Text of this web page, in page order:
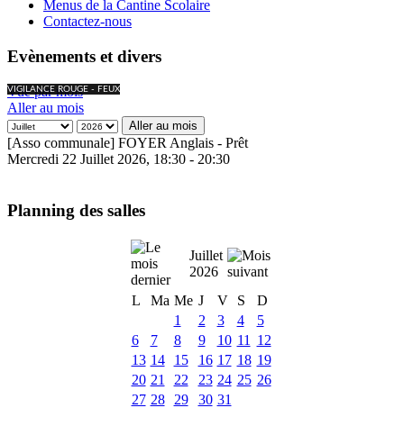
Menus de la Cantine Scolaire
Contactez-nous
Evènements et divers
VIGILANCE ROUGE - FEUX
Vue par mois
Aller au mois
Aller au mois
[Asso communale] FOYER Anglais - Prêt
Mercredi 22 Juillet 2026, 18:30 - 20:30
Planning des salles
Juillet
2026
L
Ma Me J V S
D
1
2 3 4
5
6
7 8 9 10 11
12
13 14 15 16 17 18 19
20 21 22 23 24 25 26
27 28 29 30 31